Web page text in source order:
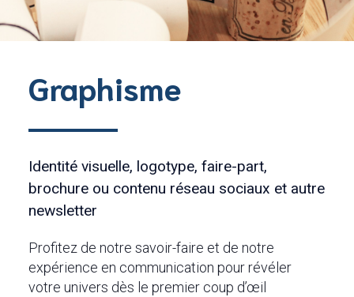
Graphisme
Identité visuelle, logotype, faire-part,
brochure ou contenu réseau sociaux et autre
newsletter
Profitez de notre savoir-faire et de notre
expérience en communication pour révéler
votre univers dès le premier coup d’œil